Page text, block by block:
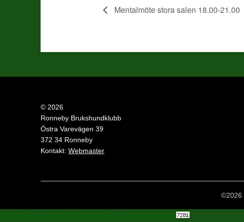
Mentalmöte stora salen 18.00-21.00
© 2026
Ronneby Brukshundklubb
Östra Varevägen 39
372 34 Ronneby
Kontakt: Webmaster
©2026